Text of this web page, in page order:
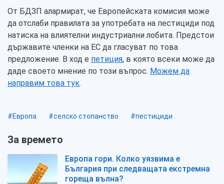
От БДЗП алармират, че Европейската комисия може
да отслаби правилата за употребата на пестициди под
натиска на влиятелни индустриални лобита. Предстои
държавите членки на ЕС да гласуват по това
предложение. В ход е петиция, в която всеки може да
даде своето мнение по този въпрос. Можем да
направим това тук.
#Европа #селско стопанство #пестициди
За времето
Европа гори. Колко уязвима е
България при следващата екстремна
гореща вълна?